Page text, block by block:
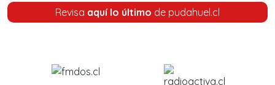
Revisa aquí lo último de pudahuel.cl